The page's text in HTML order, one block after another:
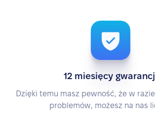
12 miesięcy
Dzięki temu masz pewność, że w
problemów, możesz na nas